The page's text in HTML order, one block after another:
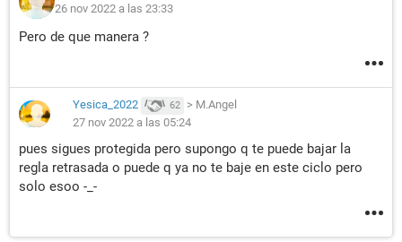
26 nov 2022 a las 23:33
Pero de que manera ?
Yesica_2022 62 > M.Angel
27 nov 2022 a las 05:24
pues sigues protegida pero supongo q te puede bajar la
regla retrasada o puede q ya no te baje en este ciclo pero
solo esoo -_-